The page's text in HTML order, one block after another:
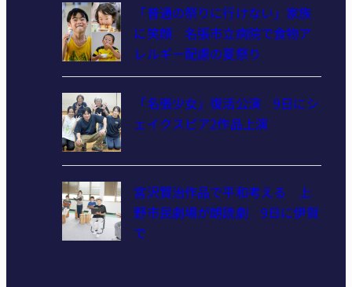
「普通の祭りに行けない」家族
に笑顔 名張市立病院で食物ア
レルギー配慮の夏祭り
「名張少女」復活公演 9日にシ
ェイクスピア2作品上演
宮沢賢治作品で平和考える 上
野市民劇場が朗読劇 9日に伊賀
で